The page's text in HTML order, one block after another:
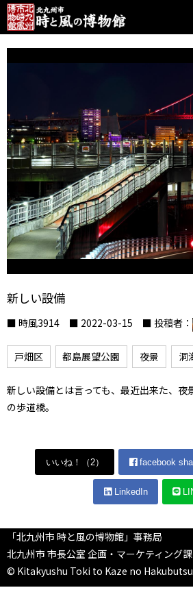
新しい設備
■ 時風3914 ■ 2022-03-15 ■ 投稿者：
戸畑区 都島展望公園 夜景 洞
新しい設備とは言っても、最近出来た、夜
の歩道橋。
いいね！（ 2） facebook
LinkedIn
「北九州市 時と風の博物館」事務局
北九州市 市長公室 企画・マーケティング課
© Kitakyushu Toki to Kaze no